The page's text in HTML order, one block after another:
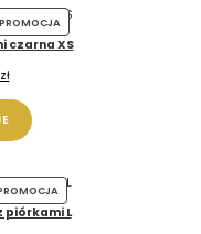
PROMOCJA
czarna XS
zł
piórkami L